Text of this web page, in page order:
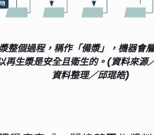
整個過程，稱作「備漿」，機器會
再生漿是安全且衛生的。(資料來源
資料整理／邱琨皓)